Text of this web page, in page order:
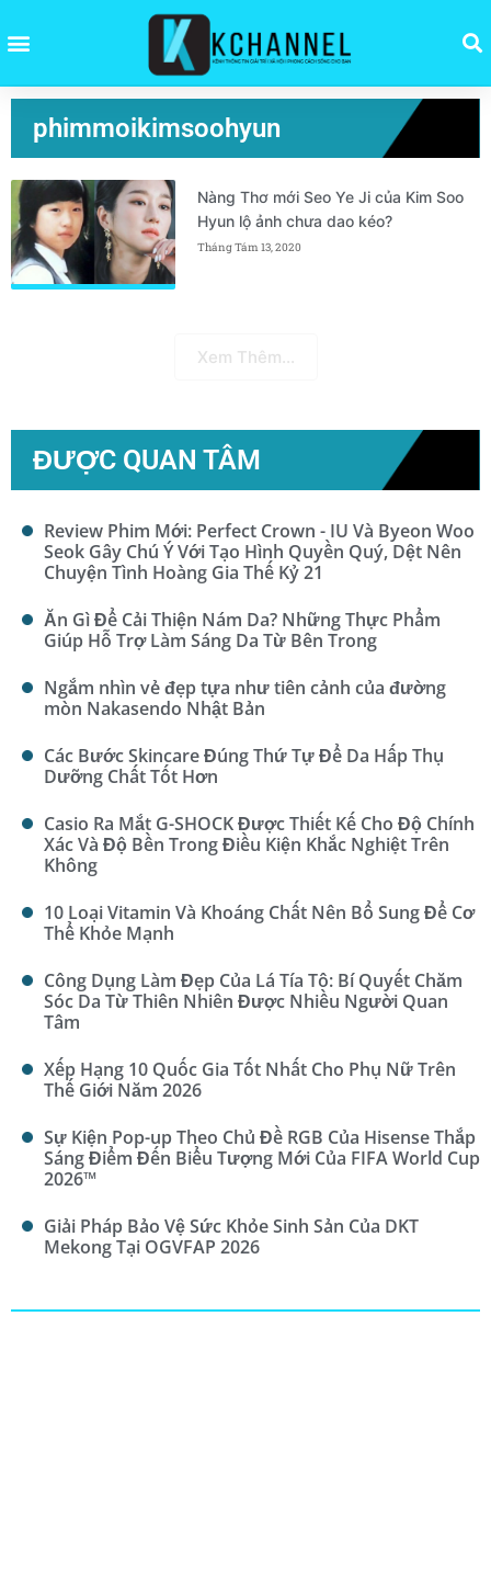
phimmoikimsoohyun
Nàng Thơ mới Seo Ye Ji của Kim Soo
Hyun lộ ảnh chưa dao kéo?
Tháng Tám 13, 2020
Xem Thêm...
ĐƯỢC QUAN TÂM
Review Phim Mới: Perfect Crown - IU Và Byeon Woo
Seok Gây Chú Ý Với Tạo Hình Quyền Quý, Dệt Nên
Chuyện Tình Hoàng Gia Thế Kỷ 21
Ăn Gì Để Cải Thiện Nám Da? Những Thực Phẩm
Giúp Hỗ Trợ Làm Sáng Da Từ Bên Trong
Ngắm nhìn vẻ đẹp tựa như tiên cảnh của đường
mòn Nakasendo Nhật Bản
Các Bước Skincare Đúng Thứ Tự Để Da Hấp Thụ
Dưỡng Chất Tốt Hơn
Casio Ra Mắt G-SHOCK Được Thiết Kế Cho Độ Chính
Xác Và Độ Bền Trong Điều Kiện Khắc Nghiệt Trên
Không
10 Loại Vitamin Và Khoáng Chất Nên Bổ Sung Để Cơ
Thể Khỏe Mạnh
Công Dụng Làm Đẹp Của Lá Tía Tô: Bí Quyết Chăm
Sóc Da Từ Thiên Nhiên Được Nhiều Người Quan
Tâm
Xếp Hạng 10 Quốc Gia Tốt Nhất Cho Phụ Nữ Trên
Thế Giới Năm 2026
Sự Kiện Pop-up Theo Chủ Đề RGB Của Hisense Thắp
Sáng Điểm Đến Biểu Tượng Mới Của FIFA World Cup
2026™
Giải Pháp Bảo Vệ Sức Khỏe Sinh Sản Của DKT
Mekong Tại OGVFAP 2026